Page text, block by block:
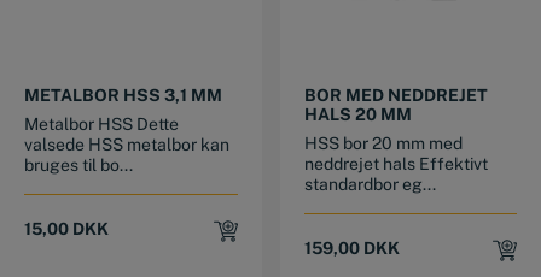
METALBOR HSS 3,1 MM
Metalbor HSS Dette
valsede HSS metalbor kan
bruges til bo...
15,00 DKK
BOR MED NEDDREJET
HALS 20 MM
HSS bor 20 mm med
neddrejet hals Effektivt
standardbor eg...
159,00 DKK